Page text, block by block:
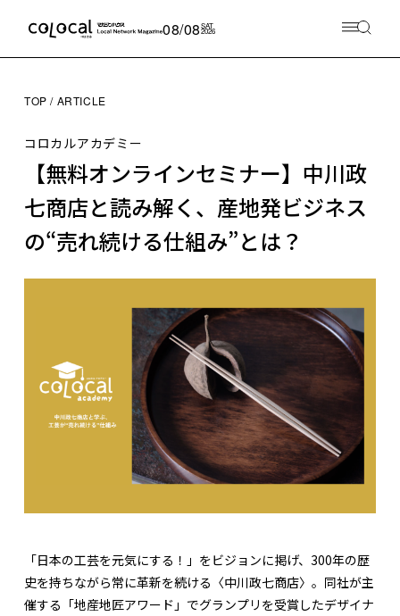
08/08SAT
2026
TOP ARTICLE
コロカルアカデミー
【無料オンラインセミナー】中川政
七商店と読み解く、産地発ビジネス
の“売れ続ける仕組み”とは？
「日本の工芸を元気にする！」をビジョンに掲げ、300年の歴
史を持ちながら常に革新を続ける〈中川政七商店〉。同社が主
催する「地産地匠アワード」でグランプリを受賞したデザイナ